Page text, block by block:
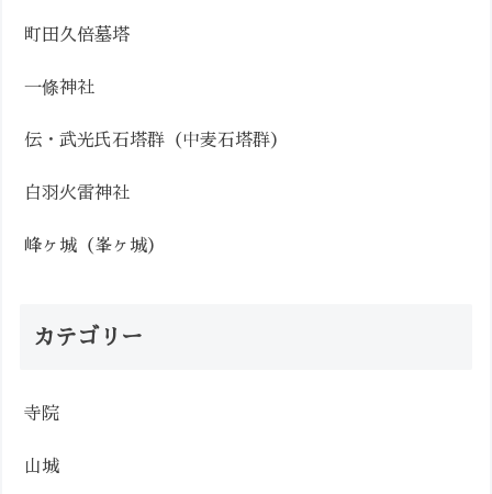
町田久倍墓塔
一條神社
伝・武光氏石塔群（中麦石塔群）
白羽火雷神社
峰ヶ城（峯ヶ城）
カテゴリー
寺院
山城